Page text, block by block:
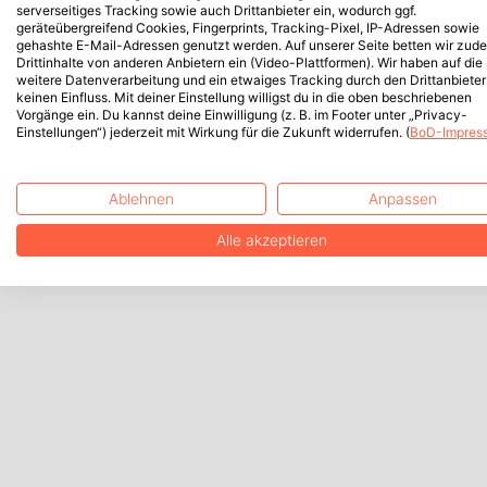
serverseitiges Tracking sowie auch Drittanbieter ein, wodurch ggf.
geräteübergreifend Cookies, Fingerprints, Tracking-Pixel, IP-Adressen sowie
gehashte E-Mail-Adressen genutzt werden. Auf unserer Seite betten wir
Drittinhalte von anderen Anbietern ein (Video-Plattformen). Wir haben auf die
weitere Datenverarbeitung und ein etwaiges Tracking durch den Drittanbieter
keinen Einfluss. Mit deiner Einstellung willigst du in die oben beschriebenen
Vorgänge ein. Du kannst deine Einwilligung (z. B. im Footer unter „Privacy-
Einstellungen“) jederzeit mit Wirkung für die Zukunft widerrufen. (BoD-
Ablehnen Anpassen
Alle akzeptieren